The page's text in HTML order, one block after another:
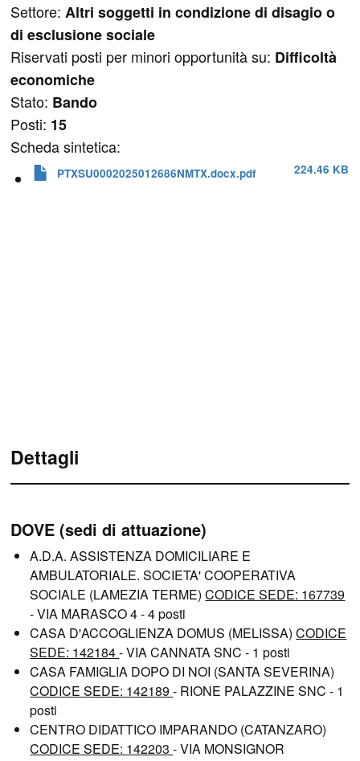
Dettagli
DOVE (sedi di attuazione)
A.D.A. ASSISTENZA DOMICILIARE E
AMBULATORIALE. SOCIETA' COOPERATIVA
SOCIALE (LAMEZIA TERME)CODICE SEDE: 167739
- VIA MARASCO 4 - 4 posti
CASA D'ACCOGLIENZA DOMUS (MELISSA)CODICE
SEDE: 142184- VIA CANNATA SNC - 1 posti
CASA FAMIGLIA DOPO DI NOI (SANTA SEVERINA)
CODICE SEDE: 142189- RIONE PALAZZINE SNC - 1
posti
CENTRO DIDATTICO IMPARANDO (CATANZARO)
CODICE SEDE: 142203- VIA MONSIGNOR
Settore:Altri soggetti in condizione di disagio o
di esclusione sociale
Riservati posti per minori opportunità su: Difficoltà
economiche
Stato: Bando
Posti: 15
Scheda sintetica:
PTXSU0002025012686NMTX.docx.pdf 224.46 KB